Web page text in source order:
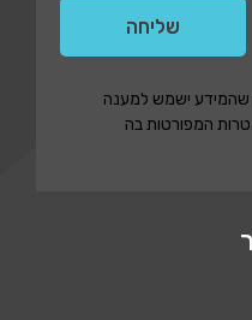
שהמידע ישמש למענה
המפורטות בה